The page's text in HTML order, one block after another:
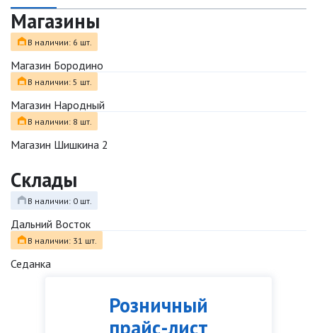
Розничный
прайс-лист
Магазины
В наличии: 6 шт.
Магазин Бородино
В наличии: 5 шт.
Магазин Народный
В наличии: 8 шт.
Магазин Шишкина 2
Склады
В наличии: 0 шт.
Дальний Восток
В наличии: 31 шт.
Седанка